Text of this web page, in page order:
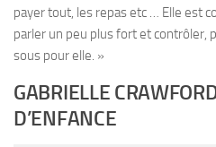
payer tout, les repas etc … Elle est
parler un peu plus fort et contrôler,
sous pour elle. »
GABRIELLE
D’ENFANCE